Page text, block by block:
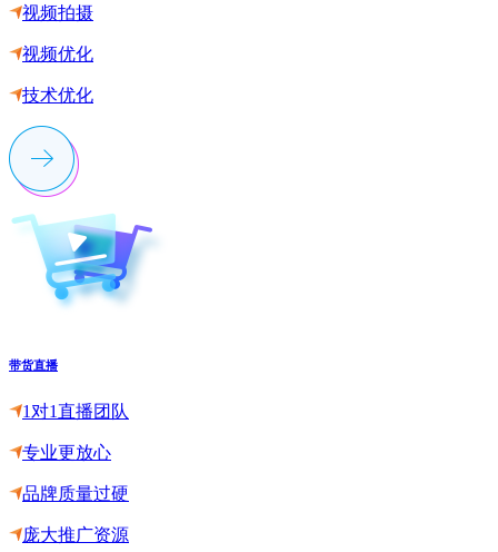
视频拍摄
视频优化
技术优化
带货直播
1对1直播团队
专业更放心
品牌质量过硬
庞大推广资源